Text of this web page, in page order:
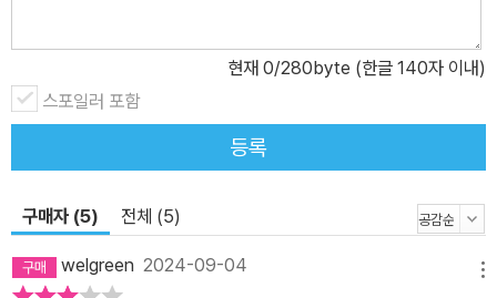
현재 0/280byte (한글 140자 이내)
스포일러 포함
등록
구매자 (5) 전체 (5)
welgreen 2024-09-04